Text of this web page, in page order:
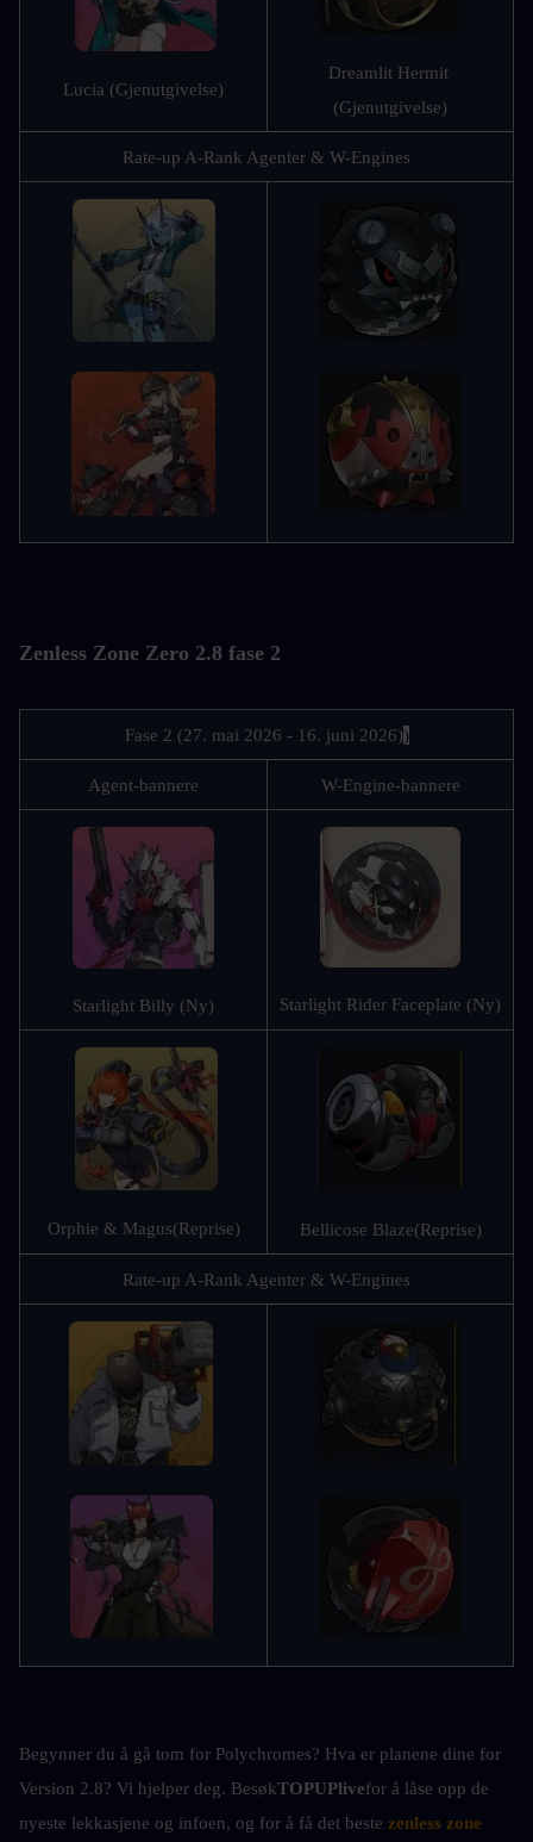
Lucia (Gjenutgivelse)
Dreamlit Hermit
(Gjenutgivelse)
Rate-up A-Rank Agenter & W-Engines
Zenless Zone Zero 2.8 fase 2
Fase 2 (27. mai 2026 - 16. juni 2026))
Agent-bannere W-Engine-bannere
Starlight Billy (Ny) Starlight Rider Faceplate (Ny)
Orphie & Magus(Reprise) Bellicose Blaze(Reprise)
Rate-up A-Rank Agenter & W-Engines
Begynner du å gå tom for Polychromes? Hva er planene dine for
Version 2.8? Vi hjelper deg. BesøkTOPUPlivefor å låse opp de
nyeste lekkasjene og infoen, og for å få det beste zenless zone